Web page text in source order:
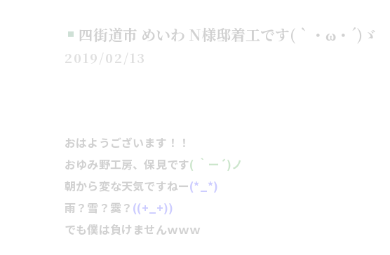
四街道市 めいわ N様邸着工です(｀・ω・´)ゞ
2019/02/13
おはようございます！！
おゆみ野工房、保見です( ｀ー´)ノ
朝から変な天気ですねー(*_*)
雨？雪？霙？ ((+_+))
でも僕は負けませんｗｗｗ